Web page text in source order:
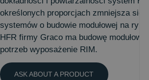
określonych proporcjach zmniejsza się
systemów o budowie modułowej na
HFR firmy Graco ma budowę
potrzeb wyposażenie RIM.
ASK ABOUT A PRODUCT